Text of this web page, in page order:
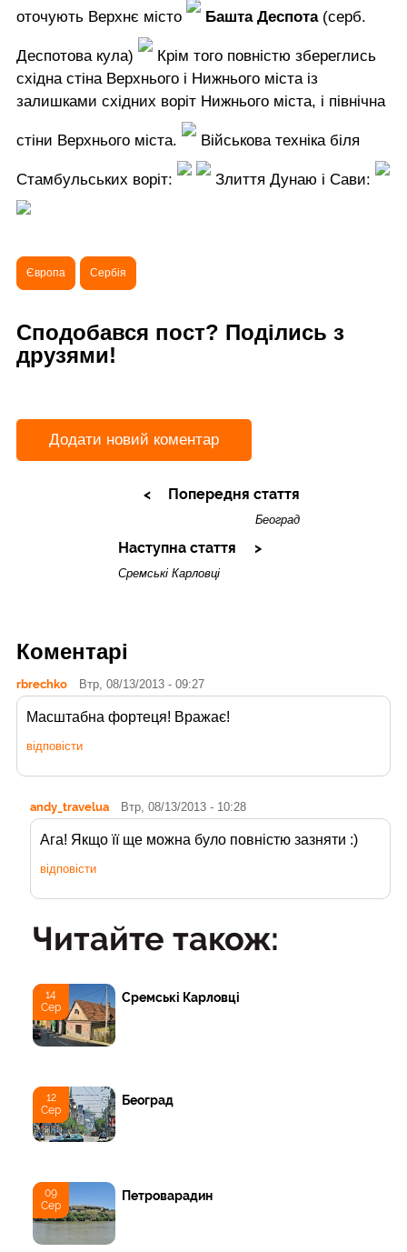
оточують Верхнє місто Башта Деспота(серб.
Деспотова кула)
Крім того повністю збереглись
східна стіна Верхнього і Нижнього міста із
залишками східних воріт Нижнього міста, і північна
стіни Верхнього міста. Військова техніка біля
Стамбульських воріт: Злиття Дунаю і Сави:
Європа Сербія
Сподобався пост? Поділись з
друзями!
Додати новий коментар
Попередня стаття
Београд
Наступна стаття
Сремські Карловці
Коментарі
rbrechko Втр, 08/13/2013 - 09:27
Масштабна фортеця! Вражає!
відповісти
andy_travelua Втр, 08/13/2013 - 10:28
Ага! Якщо її ще можна було повністю зазняти :)
відповісти
Читайте також:
14
Сер
Сремські Карловці
12
Сер
Београд
09
Сер
Петроварадин